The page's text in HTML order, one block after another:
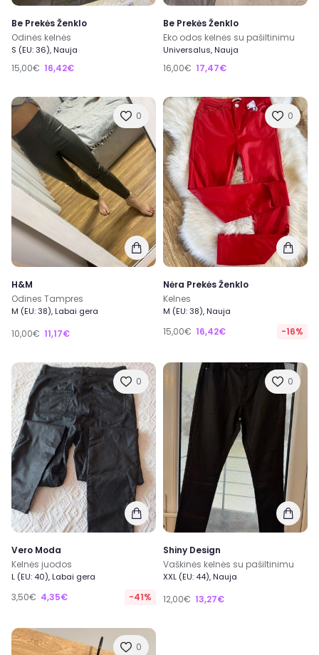
Be Prekės Ženklo
Odinės kelnės
S (EU: 36), Nauja
15,00€ 16,42€
Be Prekės Ženklo
Eko odos kelnės su pašiltinimu
Universalus, Nauja
16,00€ 17,47€
0
H&M
Odines Tampres
M (EU: 38), Labai gera
10,00€ 11,17€
0
Nėra Prekės Ženklo
Kelnes
M (EU: 38), Nauja
15,00€ 16,42€ -16%
0
Vero Moda
Kelnės juodos
L (EU: 40), Labai gera
3,50€ 4,35€ -41%
0
Shiny Design
Vaškinės kelnės su pašiltinimu
XXL (EU: 44), Nauja
12,00€ 13,27€
0